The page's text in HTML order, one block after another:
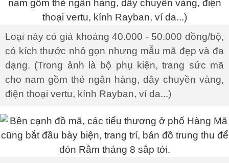
Loại này có giá khoảng 40.000 - 50.000 đồng/bộ,
có kích thước nhỏ gọn nhưng mẫu mã đẹp và đa
dạng. (Trong ảnh là bộ phụ kiện, trang sức mã
cho nam gồm thẻ ngân hàng, dây chuyền vàng,
điện thoại vertu, kính Rayban, ví da...)